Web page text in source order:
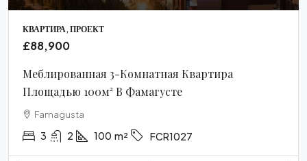
КВАРТИРА, ПРОЕКТ
£88,900
Меблированная 3-Комнатная Квартира
Площадью 100м² В Фамагусте
Famagusta
3 2 100 m² FCR1027